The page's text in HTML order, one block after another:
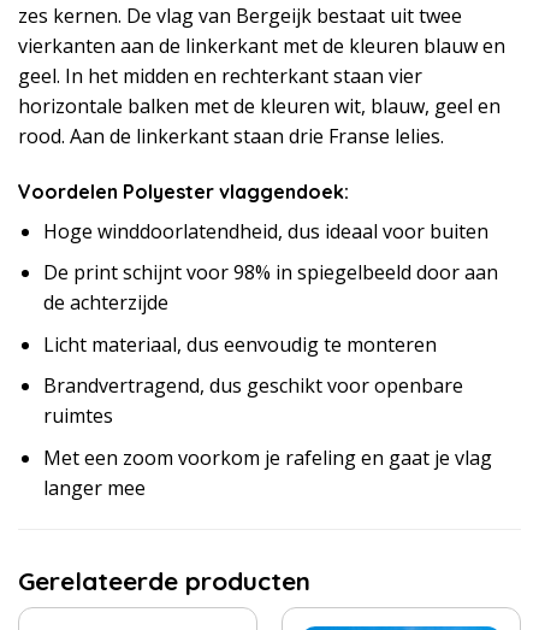
zes kernen. De vlag van Bergeijk bestaat uit twee
vierkanten aan de linkerkant met de kleuren blauw en
geel. In het midden en rechterkant staan vier
horizontale balken met de kleuren wit, blauw, geel en
rood. Aan de linkerkant staan drie Franse lelies.
Voordelen Polyester vlaggendoek:
Hoge winddoorlatendheid, dus ideaal voor buiten
De print schijnt voor 98% in spiegelbeeld door aan
de achterzijde
Licht materiaal, dus eenvoudig te monteren
Brandvertragend, dus geschikt voor openbare
ruimtes
Met een zoom voorkom je rafeling en gaat je vlag
langer mee
Gerelateerde producten